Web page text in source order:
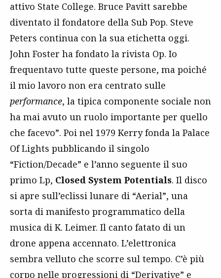
attivo State College. Bruce Pavitt sarebbe
diventato il fondatore della Sub Pop. Steve
Peters continua con la sua etichetta oggi.
John Foster ha fondato la rivista Op. Io
frequentavo tutte queste persone, ma poiché
il mio lavoro non era centrato sulle
performance, la tipica componente sociale non
ha mai avuto un ruolo importante per quello
che facevo”. Poi nel 1979 Kerry fonda la Palace
Of Lights pubblicando il singolo
“Fiction/Decade” e l’anno seguente il suo
primo Lp, Closed System Potentials. Il disco
si apre sull’eclissi lunare di “Aerial”, una
sorta di manifesto programmatico della
musica di K. Leimer. Il canto fatato di un
drone appena accennato. L’elettronica
sembra velluto che scorre sul tempo. C’è più
corpo nelle progressioni di “Derivative” e